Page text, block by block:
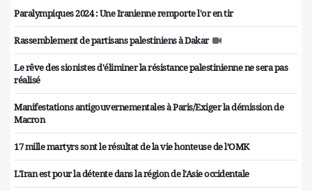
Paralympiques 2024 : Une Iranienne remporte l'or en tir
Rassemblement de partisans palestiniens à Dakar
Le rêve des sionistes d'éliminer la résistance palestinienne ne sera pas
réalisé
Manifestations antigouvernementales à Paris/Exiger la démission de
Macron
17 mille martyrs sont le résultat de la vie honteuse de l’OMK
L'Iran est pour la détente dans la région de l'Asie occidentale